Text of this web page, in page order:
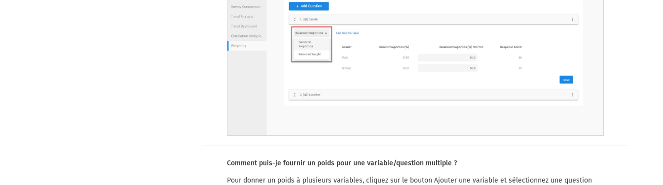
Comment puis-je fournir un poids pour une variable/question multiple ?
Pour donner un poids à plusieurs variables, cliquez sur le bouton Ajouter une variable et sélectionnez une question